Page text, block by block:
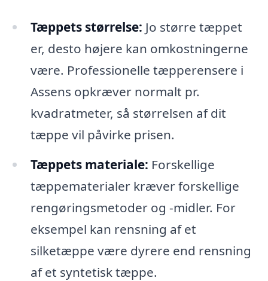
Tæppets størrelse: Jo større tæppet
er, desto højere kan omkostningerne
være. Professionelle tæpperensere i
Assens opkræver normalt pr.
kvadratmeter, så størrelsen af dit
tæppe vil påvirke prisen.
Tæppets materiale: Forskellige
tæppematerialer kræver forskellige
rengøringsmetoder og -midler. For
eksempel kan rensning af et
silketæppe være dyrere end rensning
af et syntetisk tæppe.